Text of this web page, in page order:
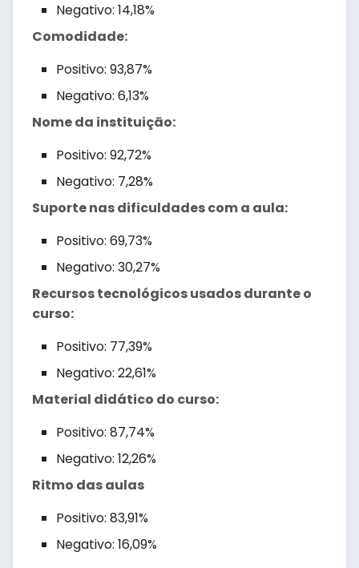
Negativo: 14,18%
Comodidade:
Positivo: 93,87%
Negativo: 6,13%
Nome da instituição:
Positivo: 92,72%
Negativo: 7,28%
Suporte nas dificuldades com a aula:
Positivo: 69,73%
Negativo: 30,27%
Recursos tecnológicos usados durante o
curso:
Positivo: 77,39%
Negativo: 22,61%
Material didático do curso:
Positivo: 87,74%
Negativo: 12,26%
Ritmo das aulas
Positivo: 83,91%
Negativo: 16,09%